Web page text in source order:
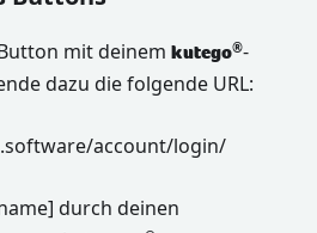
mit deinem kutego®-
dazu die folgende URL:
account/login/
durch deinen